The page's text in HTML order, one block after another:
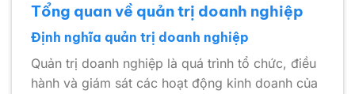
Tổng quan về quản trị doanh nghiệp
Định nghĩa quản trị doanh nghiệp
Quản trị doanh nghiệp là quá trình tổ chức, điều
hành và giám sát các hoạt động kinh doanh của